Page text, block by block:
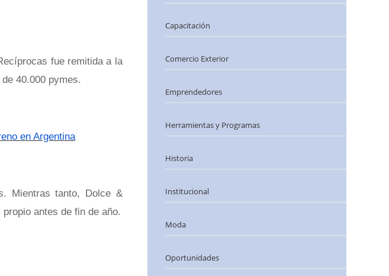
fue remitida a la
40.000 pymes.
en Argentina
Mientras tanto, Dolce &
antes de fin de año.
Capacitación
Comercio Exterior
Emprendedores
Herramientas y Programas
Historia
Institucional
Moda
Oportunidades